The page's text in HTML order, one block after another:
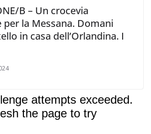
B – Un crocevia
la Messana. Domani
in casa dell’Orlandina. I